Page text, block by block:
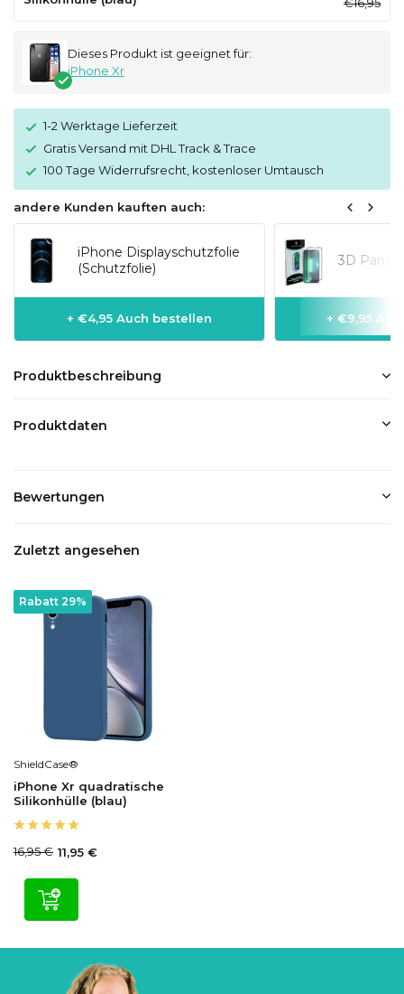
Dieses Produkt ist geeignet für:
iPhone Xr
1-2 Werktage Lieferzeit
Gratis Versand mit DHL Track & Trace
100 Tage Widerrufsrecht, kostenloser Umtausch
andere Kunden kauften auch:
iPhone Displayschutzfolie
(Schutzfolie)
+ €4,95 Auch bestellen
3D
+ €9,95
Produktbeschreibung
Produktdaten
Bewertungen
Zuletzt angesehen
Rabatt 29%
ShieldCase®
iPhone Xr quadratische
Silikonhülle (blau)
16,95 € 11,95 €